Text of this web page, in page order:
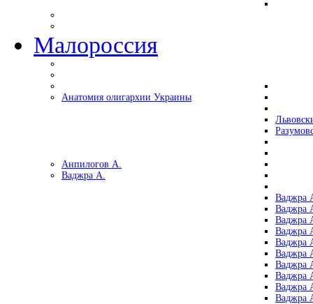
Малороссия
Анатомия олигархии Украины
Анпилогов А.
Ваджра А.
Ваджра
Ваджра
Ваджра
Ваджра
Ваджра
Ваджра
Ваджра
Ваджра
Ваджра
Ваджра